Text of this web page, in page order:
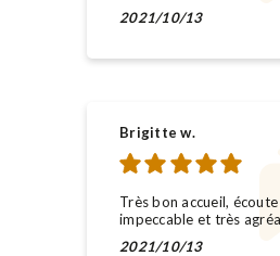
2021/10/13
Brigitte w.
Très bon accueil,
impeccable et très
2021/10/13